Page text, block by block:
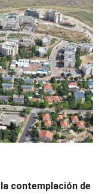
contemplación de